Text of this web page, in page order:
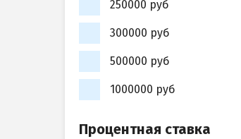
250000 руб
300000 руб
500000 руб
1000000 руб
Процентная ставка